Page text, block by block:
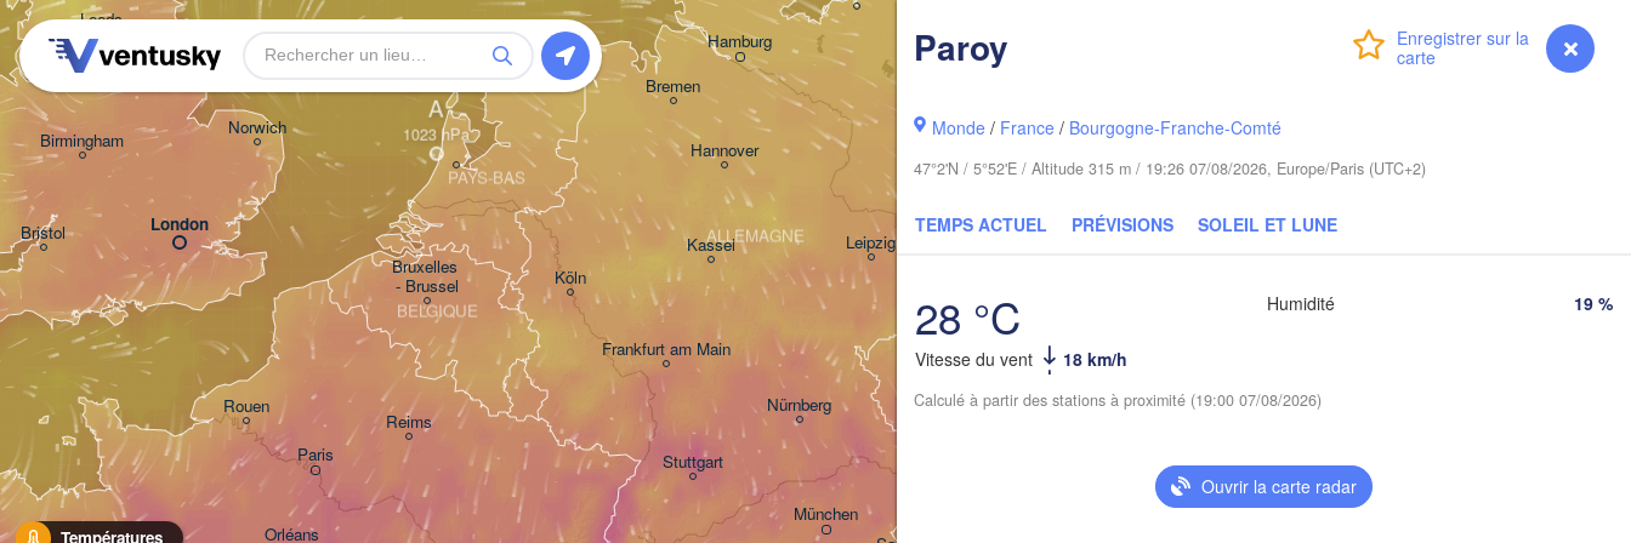
Premium myVentusky Prévisions
Paroy
Monde / France / Bourgogne-Franche-Comté
47°2'N / 5°52'E / Altitude 315 m / 19:26 07/08/2026, Europe/Paris (UTC+2)
TEMPS ACTUEL PRÉVISIONS SOLEIL ET LUNE
28 °C
Vitesse du vent 18 km/h
Humidité 19 %
Calculé à partir des stations à proximité (19:00 07/08/2026)
Ouvrir la carte radar
Températures
London
Birmingham
Leeds
Bristol
Hamburg
Köln
Bruxelles
- Brussel
Frankfurt am Main
Bremen
Hannover
Nürnberg
Kassel
Groningen
Norwich
Reims
Rouen
ALLEMAGNE
PAYS-BAS
BELGIQUE
Paris Stuttgart
Orléans
Berlin
Warszawa
Praha
Leipzig
Poznań
Szczecin
München
Košice
SLOVAQUIE
(Hrodna)
A